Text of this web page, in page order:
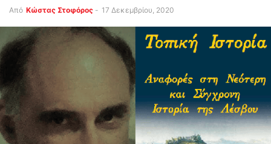
Από Κώστας Στοφόρος - 17 Δεκεμβρίου, 2020